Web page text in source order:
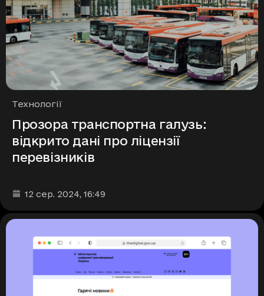
Рубрики
Технології
Прозора транспортна галузь:
відкрито дані про ліцензії
перевізників
Дата та час публікації
12 сер. 2024, 16:49